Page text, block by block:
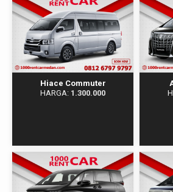
Hiace Commuter​​
HARGA: 1.300.000